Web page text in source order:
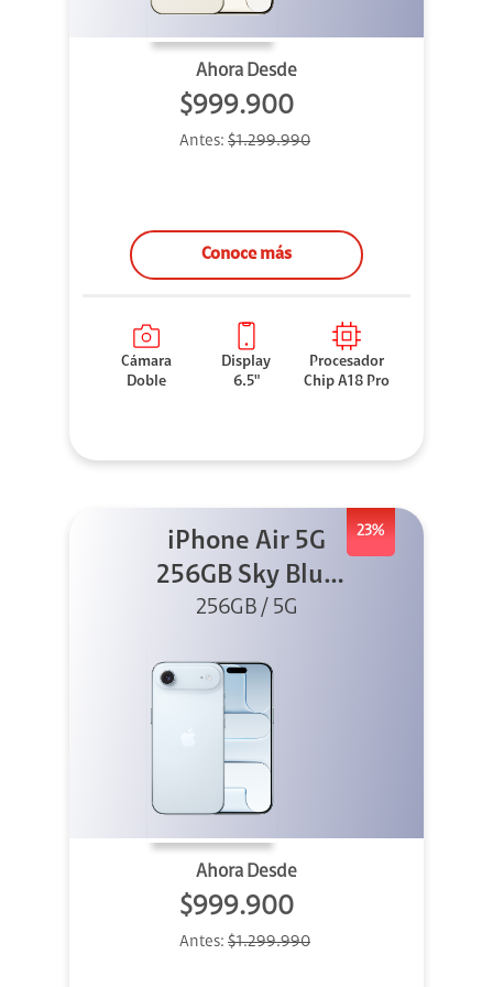
Ahora Desde
$999.900
Antes: $1.299.990
Conoce más
Cámara
Doble
Display
6.5"
Procesador
Chip A18 Pro
23%
iPhone Air 5G
256GB Sky Blue
(Sólo eSIM)
256GB / 5G
Ahora Desde
$999.900
Antes: $1.299.990